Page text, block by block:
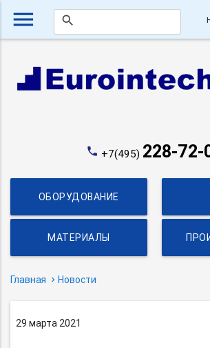
menu search
phone +7(495) 228-72-
ОБОРУДОВАНИЕ
МАТЕРИАЛЫ
Главная Новости
29 марта 2021